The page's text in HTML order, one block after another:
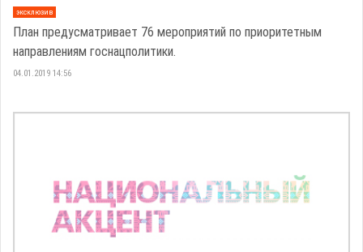
эксклюзив
План предусматривает 76 мероприятий по приоритетным
направлениям госнацполитики.
04.01.2019 14:56